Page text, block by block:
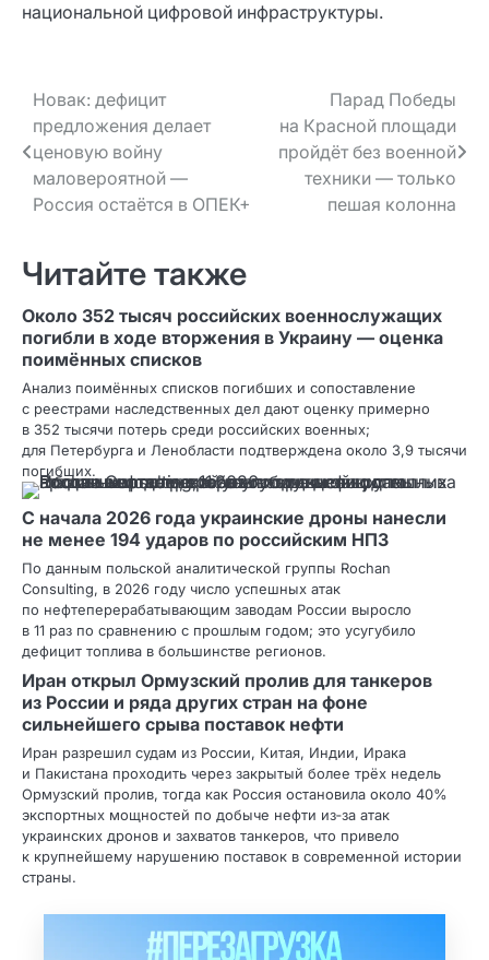
национальной цифровой инфраструктуры.
Навигация
по записям
Новак: дефицит
предложения делает
ценовую войну
маловероятной —
Россия остаётся в ОПЕК+
Парад Победы
на Красной площади
пройдёт без военной
техники — только
пешая колонна
Читайте также
Около 352 тысяч российских военнослужащих
погибли в ходе вторжения в Украину — оценка
поимённых списков
Анализ поимённых списков погибших и сопоставление
с реестрами наследственных дел дают оценку примерно
в 352 тысячи потерь среди российских военных;
для Петербурга и Ленобласти подтверждена около 3,9 тысячи
погибших.
С начала 2026 года украинские дроны нанесли
не менее 194 ударов по российским НПЗ
По данным польской аналитической группы Rochan
Consulting, в 2026 году число успешных атак
по нефтеперерабатывающим заводам России выросло
в 11 раз по сравнению с прошлым годом; это усугубило
дефицит топлива в большинстве регионов.
Иран открыл Ормузский пролив для танкеров
из России и ряда других стран на фоне
сильнейшего срыва поставок нефти
Иран разрешил судам из России, Китая, Индии, Ирака
и Пакистана проходить через закрытый более трёх недель
Ормузский пролив, тогда как Россия остановила около 40%
экспортных мощностей по добыче нефти из‑за атак
украинских дронов и захватов танкеров, что привело
к крупнейшему нарушению поставок в современной истории
страны.